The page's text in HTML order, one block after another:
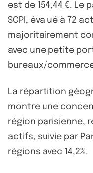
est de 154,44 €. Le
SCPI, évalué à 72
majoritairement
avec une petite
bureaux/
La répartition
montre une
région parisienne,
actifs, suivie par
régions avec 14,2%.